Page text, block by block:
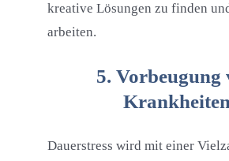
kreative Lösungen zu finden
arbeiten.
5. Vorbeugung
Krankheiten
Dauerstress wird mit einer